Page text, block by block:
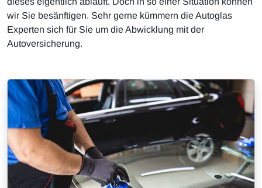
wir Sie besänftigen. Sehr gerne kümmern die Autoglas
Experten sich für Sie um die Abwicklung mit der
Autoversicherung.